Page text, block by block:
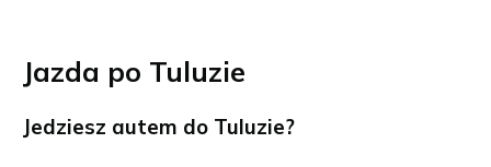
Jazda po Tuluzie
Jedziesz autem do Tuluzie?